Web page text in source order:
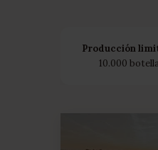
Producción
10.000